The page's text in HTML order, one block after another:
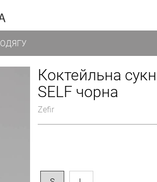
Коктейльна
SELF чорна
Zefir